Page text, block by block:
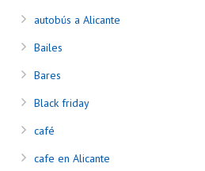
autobús a Alicante
Bailes
Bares
Black friday
café
cafe en Alicante